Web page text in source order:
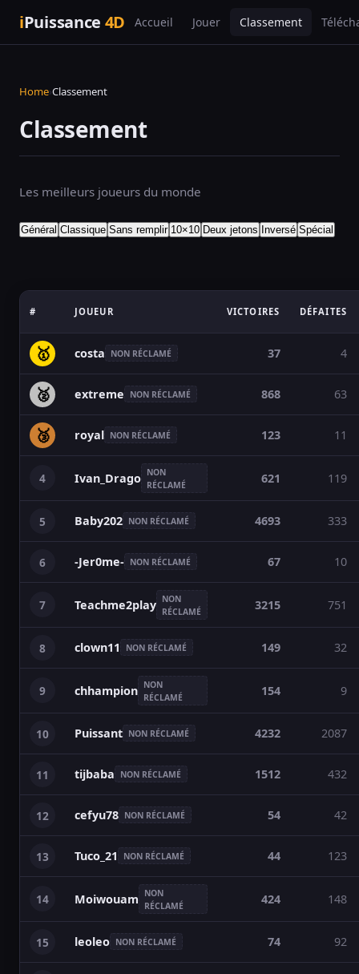
iPuissance 4D Accueil Jouer Classement
Home›Classement
Classement
Les meilleurs joueurs du monde
Général Classique Sans remplir 10×10 Deux jetons Inversé Spécial
# JOUEUR VICTOIRES DÉFAITES
🥇 costa NON RÉCLAMÉ 37 4
🥈 extreme NON RÉCLAMÉ 868 63
🥉 royal NON RÉCLAMÉ 123 11
4 Ivan_Drago NON
RÉCLAMÉ
621 119
5 Baby202 NON RÉCLAMÉ 4693 333
6 -Jer0me- NON RÉCLAMÉ 67 10
7 Teachme2play NON
RÉCLAMÉ
3215 751
8 clown11 NON RÉCLAMÉ 149 32
9 chhampion NON
RÉCLAMÉ
154 9
10 Puissant NON RÉCLAMÉ 4232 2087
11 tijbaba NON RÉCLAMÉ 1512 432
12 cefyu78 NON RÉCLAMÉ 54 42
13 Tuco_21 NON RÉCLAMÉ 44 123
14 Moiwouam
NON
RÉCLAMÉ
424 148
15 leoleo NON RÉCLAMÉ 74 92